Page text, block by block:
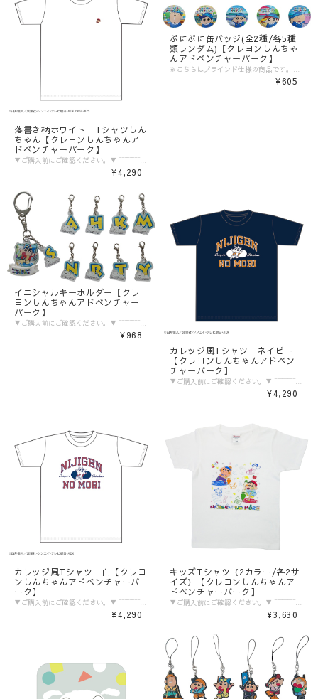
落書き柄ホワイト Tシャツしん
ちゃん【クレヨンしんちゃんア
ドベンチャーパーク】
▼ご購入前にご確認ください。▼ ‾‾‾‾‾‾‾‾‾‾‾‾‾‾‾ 〈発送目安〉 ご注文日より5日〜10日 （コンビニ決済/銀行振込の場合はご入金の確認日から5〜10日程度が発送目安となります） ※発送目安の期間内における発送日の個別のお問い合わせにはお応え致しかねます。 ※異なる注文IDの商品を一括で梱包・発送することは対応いたしかねます。ご了承ください。 ※配送業者のご指定は受けたまわっておりません。 ※配送日時のご希望に関しましては可能な範囲で対応させていただきます。ご注文状況に応じて対応ができない場合もごさいますので予めご了承ください。 ご注文時の備考欄に「日付指定希望」「ご希望の日時」をご記載ください。 ※商品発送後の住所変更は行っておりません。ご自身配送業者へご連絡をお願いいたします。 ※プレゼント梱包やラッピングは行っておりません。 〈注意事項〉 ※表示価格は税込みです。 ※商品画像はイメージです。実際の商品の色・デザインとは異なる場合がございます。 ※商品価格・デザイン・仕様・発送日など諸般の事情により、予告なく変更・延期・中止する場合がございます。 ※ご注文後、お客様のご都合によるキャンセル・交換はお受けいたしかねます。 ※在庫に関するお問い合わせ（現在の在庫数や入荷予定等）にはご対応いたしかねます。 ※商品のお届け先は日本国内のみです。 ※商品の第三者への転売やオークションでの出品・転売を固く禁止致します。転売等のトラブルに関しては、一切責任は負いかねます。 〈商品返品・交換について〉 ※不良品・ご注文商品と異なる商品が届いた場合は、商品到着後7日以内に、「お問い合わせフォーム」よりご連絡下さい。 弊社基準による良品、又は代替品との交換、在庫切れ等弊社が応じられない場合は、相当金額を返金いたします。返送、再送にかかる送料は、弊社が負担いたします。 ※原則として、お客様のご都合による購入商品の返品・交換はお受けできません。 ※初期不良に伴う交換は原則未使用に限り、商品ご到着から7日までとさせていただきます。また、ご到着後7日以内であっても、使用感の認められる商品についての交換はできかねます。ブラインド商品など、開封しないと状態がわからない商品に関しては、画像をお送りいただき判断させていただきます。 ※大量生産による若干の個体差（製品イメージを大きく損なわない程度の塗装ムラ・微細なキズ・縫製など）に関しましては交換対象外となります。 ※外袋、外箱につきましては、商品の梱包材となりますため、本体に影響を及ぼすような凹み、破損を除き、汚れや傷などでの交換は出来かねます。 ※交換対応につきましては、お客様の主観では無く、弊社にて不良の判断を行なうものであることをご理解ください。
¥4,290
ぷにぷに缶バッジ(全2種/各5種
類ランダム)【クレヨンしんちゃ
んアドベンチャーパーク】
※こちらはブラインド仕様の商品です。絵柄はお選びいただけません。 また商品の特性上、複数ご購入いただいても同じ絵柄の場合がございます。 ▼ご購入前にご確認ください。▼ ‾‾‾‾‾‾‾‾‾‾‾‾‾‾‾ 〈発送目安〉 ご注文日より5日〜10日 （コンビニ決済/銀行振込の場合はご入金の確認日から5〜10日程度が発送目安となります） ※発送目安の期間内における発送日の個別のお問い合わせにはお応え致しかねます。 ※異なる注文IDの商品を一括で梱包・発送することは対応いたしかねます。ご了承ください。 ※配送業者のご指定は受けたまわっておりません。 ※配送日時のご希望に関しましては可能な範囲で対応させていただきます。ご注文状況に応じて対応ができない場合もごさいますので予めご了承ください。 ご注文時の備考欄に「日付指定希望」「ご希望の日時」をご記載ください。 ※商品発送後の住所変更は行っておりません。ご自身配送業者へご連絡をお願いいたします。 ※プレゼント梱包やラッピングは行っておりません。 〈注意事項〉 ※表示価格は税込みです。 ※商品画像はイメージです。実際の商品の色・デザインとは異なる場合がございます。 ※商品価格・デザイン・仕様・発送日など諸般の事情により、予告なく変更・延期・中止する場合がございます。 ※ご注文後、お客様のご都合によるキャンセル・交換はお受けいたしかねます。 ※在庫に関するお問い合わせ（現在の在庫数や入荷予定等）にはご対応いたしかねます。 ※商品のお届け先は日本国内のみです。 ※商品の第三者への転売やオークションでの出品・転売を固く禁止致します。転売等のトラブルに関しては、一切責任は負いかねます。 〈商品返品・交換について〉 ※不良品・ご注文商品と異なる商品が届いた場合は、商品到着後7日以内に、「お問い合わせフォーム」よりご連絡下さい。 弊社基準による良品、又は代替品との交換、在庫切れ等弊社が応じられない場合は、相当金額を返金いたします。返送、再送にかかる送料は、弊社が負担いたします。 ※原則として、お客様のご都合による購入商品の返品・交換はお受けできません。 ※初期不良に伴う交換は原則未使用に限り、商品ご到着から7日までとさせていただきます。また、ご到着後7日以内であっても、使用感の認められる商品についての交換はできかねます。ブラインド商品など、開封しないと状態がわからない商品に関しては、画像をお送りいただき判断させていただきます。 ※大量生産による若干の個体差（製品イメージを大きく損なわない程度の塗装ムラ・微細なキズ・縫製など）に関しましては交換対象外となります。 ※外袋、外箱につきましては、商品の梱包材となりますため、本体に影響を及ぼすような凹み、破損を除き、汚れや傷などでの交換は出来かねます。 ※交換対応につきましては、お客様の主観では無く、弊社にて不良の判断を行なうものであることをご理解ください。
¥605
イニシャルキーホルダー【クレ
ヨンしんちゃんアドベンチャー
パーク】
▼ご購入前にご確認ください。▼ ‾‾‾‾‾‾‾‾‾‾‾‾‾‾‾ 〈発送目安〉 ご注文日より5日〜10日 （コンビニ決済/銀行振込の場合はご入金の確認日から5〜10日程度が発送目安となります） ※発送目安の期間内における発送日の個別のお問い合わせにはお応え致しかねます。 ※異なる注文IDの商品を一括で梱包・発送することは対応いたしかねます。ご了承ください。 ※配送業者のご指定は受けたまわっておりません。 ※配送日時のご希望に関しましては可能な範囲で対応させていただきます。ご注文状況に応じて対応ができない場合もごさいますので予めご了承ください。 ご注文時の備考欄に「日付指定希望」「ご希望の日時」をご記載ください。 ※商品発送後の住所変更は行っておりません。ご自身配送業者へご連絡をお願いいたします。 ※プレゼント梱包やラッピングは行っておりません。 〈注意事項〉 ※表示価格は税込みです。 ※商品画像はイメージです。実際の商品の色・デザインとは異なる場合がございます。 ※商品価格・デザイン・仕様・発送日など諸般の事情により、予告なく変更・延期・中止する場合がございます。 ※ご注文後、お客様のご都合によるキャンセル・交換はお受けいたしかねます。 ※在庫に関するお問い合わせ（現在の在庫数や入荷予定等）にはご対応いたしかねます。 ※商品のお届け先は日本国内のみです。 ※商品の第三者への転売やオークションでの出品・転売を固く禁止致します。転売等のトラブルに関しては、一切責任は負いかねます。 〈商品返品・交換について〉 ※不良品・ご注文商品と異なる商品が届いた場合は、商品到着後7日以内に、「お問い合わせフォーム」よりご連絡下さい。 弊社基準による良品、又は代替品との交換、在庫切れ等弊社が応じられない場合は、相当金額を返金いたします。返送、再送にかかる送料は、弊社が負担いたします。 ※原則として、お客様のご都合による購入商品の返品・交換はお受けできません。 ※初期不良に伴う交換は原則未使用に限り、商品ご到着から7日までとさせていただきます。また、ご到着後7日以内であっても、使用感の認められる商品についての交換はできかねます。ブラインド商品など、開封しないと状態がわからない商品に関しては、画像をお送りいただき判断させていただきます。 ※大量生産による若干の個体差（製品イメージを大きく損なわない程度の塗装ムラ・微細なキズ・縫製など）に関しましては交換対象外となります。 ※外袋、外箱につきましては、商品の梱包材となりますため、本体に影響を及ぼすような凹み、破損を除き、汚れや傷などでの交換は出来かねます。 ※交換対応につきましては、お客様の主観では無く、弊社にて不良の判断を行なうものであることをご理解ください。
¥968
カレッジ風Tシャツ ネイビー
【クレヨンしんちゃんアドベン
チャーパーク】
▼ご購入前にご確認ください。▼ ‾‾‾‾‾‾‾‾‾‾‾‾‾‾‾ 〈発送目安〉 ご注文日より5日〜10日 （コンビニ決済/銀行振込の場合はご入金の確認日から5〜10日程度が発送目安となります） ※発送目安の期間内における発送日の個別のお問い合わせにはお応え致しかねます。 ※異なる注文IDの商品を一括で梱包・発送することは対応いたしかねます。ご了承ください。 ※配送業者のご指定は受けたまわっておりません。 ※配送日時のご希望に関しましては可能な範囲で対応させていただきます。ご注文状況に応じて対応ができない場合もごさいますので予めご了承ください。 ご注文時の備考欄に「日付指定希望」「ご希望の日時」をご記載ください。 ※商品発送後の住所変更は行っておりません。ご自身配送業者へご連絡をお願いいたします。 ※プレゼント梱包やラッピングは行っておりません。 〈注意事項〉 ※表示価格は税込みです。 ※商品画像はイメージです。実際の商品の色・デザインとは異なる場合がございます。 ※商品価格・デザイン・仕様・発送日など諸般の事情により、予告なく変更・延期・中止する場合がございます。 ※ご注文後、お客様のご都合によるキャンセル・交換はお受けいたしかねます。 ※在庫に関するお問い合わせ（現在の在庫数や入荷予定等）にはご対応いたしかねます。 ※商品のお届け先は日本国内のみです。 ※商品の第三者への転売やオークションでの出品・転売を固く禁止致します。転売等のトラブルに関しては、一切責任は負いかねます。 〈商品返品・交換について〉 ※不良品・ご注文商品と異なる商品が届いた場合は、商品到着後7日以内に、「お問い合わせフォーム」よりご連絡下さい。 弊社基準による良品、又は代替品との交換、在庫切れ等弊社が応じられない場合は、相当金額を返金いたします。返送、再送にかかる送料は、弊社が負担いたします。 ※原則として、お客様のご都合による購入商品の返品・交換はお受けできません。 ※初期不良に伴う交換は原則未使用に限り、商品ご到着から7日までとさせていただきます。また、ご到着後7日以内であっても、使用感の認められる商品についての交換はできかねます。ブラインド商品など、開封しないと状態がわからない商品に関しては、画像をお送りいただき判断させていただきます。 ※大量生産による若干の個体差（製品イメージを大きく損なわない程度の塗装ムラ・微細なキズ・縫製など）に関しましては交換対象外となります。 ※外袋、外箱につきましては、商品の梱包材となりますため、本体に影響を及ぼすような凹み、破損を除き、汚れや傷などでの交換は出来かねます。 ※交換対応につきましては、お客様の主観では無く、弊社にて不良の判断を行なうものであることをご理解ください。
¥4,290
カレッジ風Tシャツ 白【クレヨ
ンしんちゃんアドベンチャーパ
ーク】
▼ご購入前にご確認ください。▼ ‾‾‾‾‾‾‾‾‾‾‾‾‾‾‾ 〈発送目安〉 ご注文日より5日〜10日 （コンビニ決済/銀行振込の場合はご入金の確認日から5〜10日程度が発送目安となります） ※発送目安の期間内における発送日の個別のお問い合わせにはお応え致しかねます。 ※異なる注文IDの商品を一括で梱包・発送することは対応いたしかねます。ご了承ください。 ※配送業者のご指定は受けたまわっておりません。 ※配送日時のご希望に関しましては可能な範囲で対応させていただきます。ご注文状況に応じて対応ができない場合もごさいますので予めご了承ください。 ご注文時の備考欄に「日付指定希望」「ご希望の日時」をご記載ください。 ※商品発送後の住所変更は行っておりません。ご自身配送業者へご連絡をお願いいたします。 ※プレゼント梱包やラッピングは行っておりません。 〈注意事項〉 ※表示価格は税込みです。 ※商品画像はイメージです。実際の商品の色・デザインとは異なる場合がございます。 ※商品価格・デザイン・仕様・発送日など諸般の事情により、予告なく変更・延期・中止する場合がございます。 ※ご注文後、お客様のご都合によるキャンセル・交換はお受けいたしかねます。 ※在庫に関するお問い合わせ（現在の在庫数や入荷予定等）にはご対応いたしかねます。 ※商品のお届け先は日本国内のみです。 ※商品の第三者への転売やオークションでの出品・転売を固く禁止致します。転売等のトラブルに関しては、一切責任は負いかねます。 〈商品返品・交換について〉 ※不良品・ご注文商品と異なる商品が届いた場合は、商品到着後7日以内に、「お問い合わせフォーム」よりご連絡下さい。 弊社基準による良品、又は代替品との交換、在庫切れ等弊社が応じられない場合は、相当金額を返金いたします。返送、再送にかかる送料は、弊社が負担いたします。 ※原則として、お客様のご都合による購入商品の返品・交換はお受けできません。 ※初期不良に伴う交換は原則未使用に限り、商品ご到着から7日までとさせていただきます。また、ご到着後7日以内であっても、使用感の認められる商品についての交換はできかねます。ブラインド商品など、開封しないと状態がわからない商品に関しては、画像をお送りいただき判断させていただきます。 ※大量生産による若干の個体差（製品イメージを大きく損なわない程度の塗装ムラ・微細なキズ・縫製など）に関しましては交換対象外となります。 ※外袋、外箱につきましては、商品の梱包材となりますため、本体に影響を及ぼすような凹み、破損を除き、汚れや傷などでの交換は出来かねます。 ※交換対応につきましては、お客様の主観では無く、弊社にて不良の判断を行なうものであることをご理解ください。
¥4,290
キッズTシャツ（2カラー/各2サ
イズ）【クレヨンしんちゃんア
ドベンチャーパーク】
▼ご購入前にご確認ください。▼ ‾‾‾‾‾‾‾‾‾‾‾‾‾‾‾ 〈発送目安〉 ご注文日より5日〜10日 （コンビニ決済/銀行振込の場合はご入金の確認日から5〜10日程度が発送目安となります） ※発送目安の期間内における発送日の個別のお問い合わせにはお応え致しかねます。 ※異なる注文IDの商品を一括で梱包・発送することは対応いたしかねます。ご了承ください。 ※配送業者のご指定は受けたまわっておりません。 ※配送日時のご希望に関しましては可能な範囲で対応させていただきます。ご注文状況に応じて対応ができない場合もごさいますので予めご了承ください。 ご注文時の備考欄に「日付指定希望」「ご希望の日時」をご記載ください。 ※商品発送後の住所変更は行っておりません。ご自身配送業者へご連絡をお願いいたします。 ※プレゼント梱包やラッピングは行っておりません。 〈注意事項〉 ※表示価格は税込みです。 ※商品画像はイメージです。実際の商品の色・デザインとは異なる場合がございます。 ※商品価格・デザイン・仕様・発送日など諸般の事情により、予告なく変更・延期・中止する場合がございます。 ※ご注文後、お客様のご都合によるキャンセル・交換はお受けいたしかねます。 ※在庫に関するお問い合わせ（現在の在庫数や入荷予定等）にはご対応いたしかねます。 ※商品のお届け先は日本国内のみです。 ※商品の第三者への転売やオークションでの出品・転売を固く禁止致します。転売等のトラブルに関しては、一切責任は負いかねます。 〈商品返品・交換について〉 ※不良品・ご注文商品と異なる商品が届いた場合は、商品到着後7日以内に、「お問い合わせフォーム」よりご連絡下さい。 弊社基準による良品、又は代替品との交換、在庫切れ等弊社が応じられない場合は、相当金額を返金いたします。返送、再送にかかる送料は、弊社が負担いたします。 ※原則として、お客様のご都合による購入商品の返品・交換はお受けできません。 ※初期不良に伴う交換は原則未使用に限り、商品ご到着から7日までとさせていただきます。また、ご到着後7日以内であっても、使用感の認められる商品についての交換はできかねます。ブラインド商品など、開封しないと状態がわからない商品に関しては、画像をお送りいただき判断させていただきます。 ※大量生産による若干の個体差（製品イメージを大きく損なわない程度の塗装ムラ・微細なキズ・縫製など）に関しましては交換対象外となります。 ※外袋、外箱につきましては、商品の梱包材となりますため、本体に影響を及ぼすような凹み、破損を除き、汚れや傷などでの交換は出来かねます。 ※交換対応につきましては、お客様の主観では無く、弊社にて不良の判断を行なうものであることをご理解ください。
¥3,630